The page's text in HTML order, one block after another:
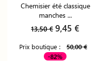
Chemisier été classique
manches ...
13,50 € 9,45 €
Prix boutique :
50,00 €
-82%